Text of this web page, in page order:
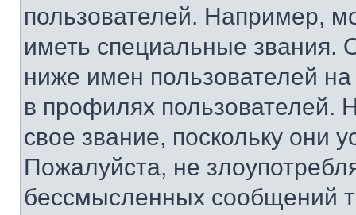
пользователей. Например,
иметь специальные звания.
ниже имен пользователей
в профилях
свое звание, поскольку они
Пожалуйста, не
бессмысленных сообщений